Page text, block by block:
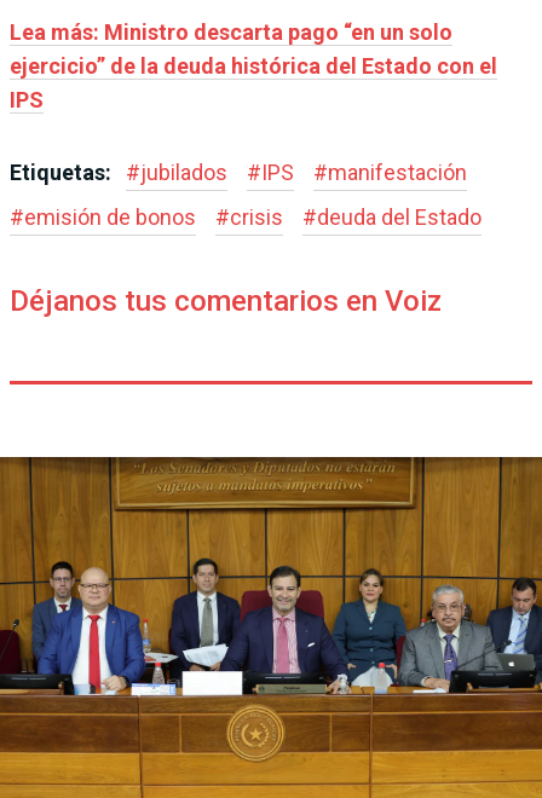
Lea más: Ministro descarta pago “en un solo
ejercicio” de la deuda histórica del Estado con el
IPS
Etiquetas: #jubilados #IPS #manifestación
#emisión de bonos #crisis #deuda del Estado
Déjanos tus comentarios en Voiz